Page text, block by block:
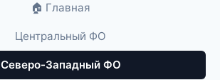
🏠 Главная
Центральный ФО
Северо-Западный ФО